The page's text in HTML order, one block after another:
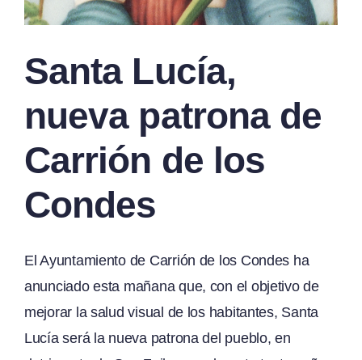
Santa Lucía,
nueva patrona de
Carrión de los
Condes
El Ayuntamiento de Carrión de los Condes ha
anunciado esta mañana que, con el objetivo de
mejorar la salud visual de los habitantes, Santa
Lucía será la nueva patrona del pueblo, en